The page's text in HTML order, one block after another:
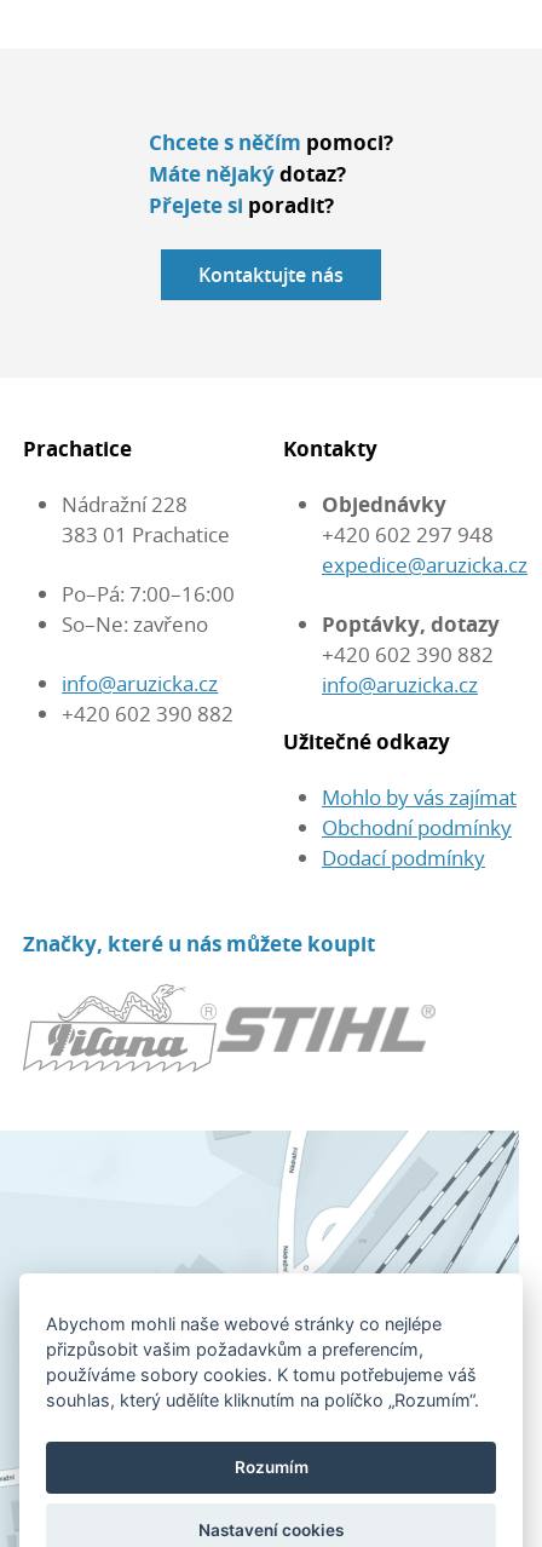
Abychom mohli naše webové stránky co nejlépe
přizpůsobit vašim požadavkům a preferencím,
používáme sobory cookies. K tomu potřebujeme váš
souhlas, který udělíte kliknutím na políčko „Rozumím“.
Rozumím
Nastavení cookies
Chcete s něčím pomoci?
Máte nějakýdotaz?
Přejete si poradit?
Kontaktujte nás
Prachatice
Nádražní 228
383 01 Prachatice
Po–Pá: 7:00–16:00
So–Ne: zavřeno
info@aruzicka.cz
+420 602 390 882
Kontakty
Objednávky
+420 602 297 948
expedice@aruzicka.cz
Poptávky, dotazy
+420 602 390 882
info@aruzicka.cz
Užitečné odkazy
Mohlo by vás zajímat
Obchodní podmínky
Dodací podmínky
Značky, které u nás můžete koupit